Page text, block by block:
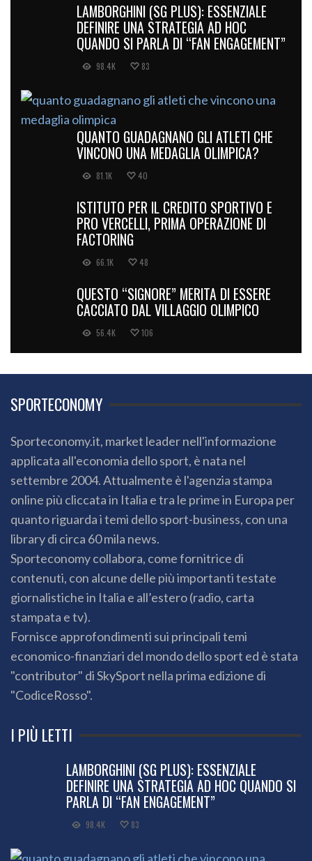
LAMBORGHINI (SG PLUS): ESSENZIALE
DEFINIRE UNA STRATEGIA AD HOC
QUANDO SI PARLA DI “FAN ENGAGEMENT”
98.4K 83
QUANTO GUADAGNANO GLI ATLETI CHE
VINCONO UNA MEDAGLIA OLIMPICA?
81.1K 40
ISTITUTO PER IL CREDITO SPORTIVO E
PRO VERCELLI, PRIMA OPERAZIONE DI
FACTORING
66.1K 48
QUESTO “SIGNORE” MERITA DI ESSERE
CACCIATO DAL VILLAGGIO OLIMPICO
56.4K 106
SPORTECONOMY
Sporteconomy.it, market leader nell'informazione
applicata all'economia dello sport, è nata nel
settembre 2004. Attualmente è l'agenzia stampa
online più cliccata in Italia e tra le prime in Europa per
quanto riguarda i temi dello sport-business, con una
library di circa 60 mila news.
Sporteconomy collabora, come fornitrice di
contenuti, con alcune delle più importanti testate
giornalistiche in Italia e all’estero (radio, carta
stampata e tv).
Fornisce approfondimenti sui principali temi
economico-finanziari del mondo dello sport ed è stata
"contributor" di SkySport nella prima edizione di
"CodiceRosso".
I PIÙ LETTI
LAMBORGHINI (SG PLUS): ESSENZIALE
DEFINIRE UNA STRATEGIA AD HOC QUANDO SI
PARLA DI “FAN ENGAGEMENT”
98.4K 83